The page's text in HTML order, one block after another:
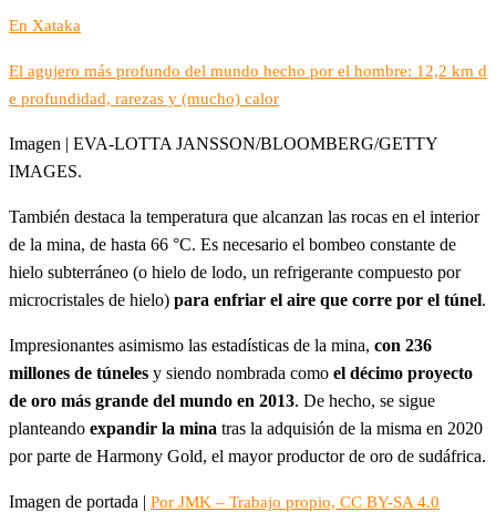
En Xataka
El agujero más profundo del mundo hecho por el hombre: 12,2 km d
e profundidad, rarezas y (mucho) calor
Imagen | EVA-LOTTA JANSSON/BLOOMBERG/GETTY
IMAGES.
También destaca la temperatura que alcanzan las rocas en el interior
de la mina, de hasta 66 °C. Es necesario el bombeo constante de
hielo subterráneo (o hielo de lodo, un refrigerante compuesto por
microcristales de hielo) para enfriar el aire que corre por el túnel.
Impresionantes asimismo las estadísticas de la mina, con 236
millones de túneles y siendo nombrada como el décimo proyecto
de oro más grande del mundo en 2013. De hecho, se sigue
planteando expandir la mina tras la adquisión de la misma en 2020
por parte de Harmony Gold, el mayor productor de oro de sudáfrica.
Imagen de portada | Por JMK – Trabajo propio, CC BY-SA 4.0